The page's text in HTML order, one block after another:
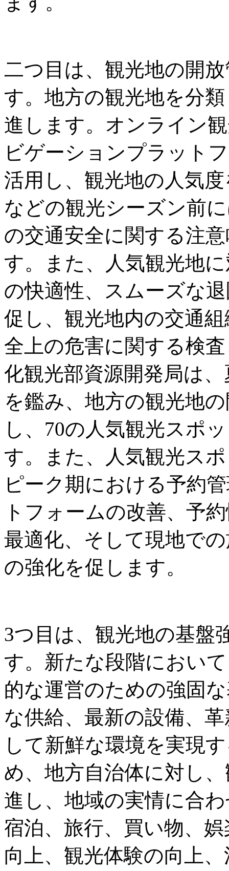
二つ目は、観光地の開
す。地方の観光地を分
進します。オンライン
ビゲーションプラット
活用し、観光地の人気
などの観光シーズン前
の交通安全に関する注
す。また、人気観光地
の快適性、スムーズな
促し、観光地内の交通
全上の危害に関する検
化観光部資源開発局は
を鑑み、地方の観光地
し、70の人気観光スポ
す。また、人気観光ス
ピーク期における予約
トフォームの改善、予
最適化、そして現地で
の強化を促します。
3つ目は、観光地の基盤
す。新たな段階におい
的な運営のための強固
な供給、最新の設備、
して新鮮な環境を実現
め、地方自治体に対し
進し、地域の実情に合
宿泊、旅行、買い物、
向上、観光体験の向上